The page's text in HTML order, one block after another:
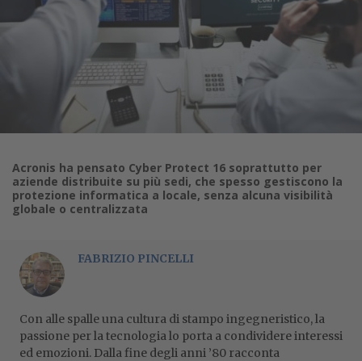
Acronis ha pensato Cyber Protect 16 soprattutto per
aziende distribuite su più sedi, che spesso gestiscono la
protezione informatica a locale, senza alcuna visibilità
globale o centralizzata
FABRIZIO PINCELLI
Con alle spalle una cultura di stampo ingegneristico, la
passione per la tecnologia lo porta a condividere interessi
ed emozioni. Dalla fine degli anni ’80 racconta